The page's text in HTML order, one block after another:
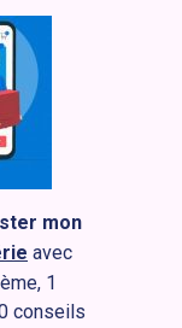
mon
avec
1
conseils